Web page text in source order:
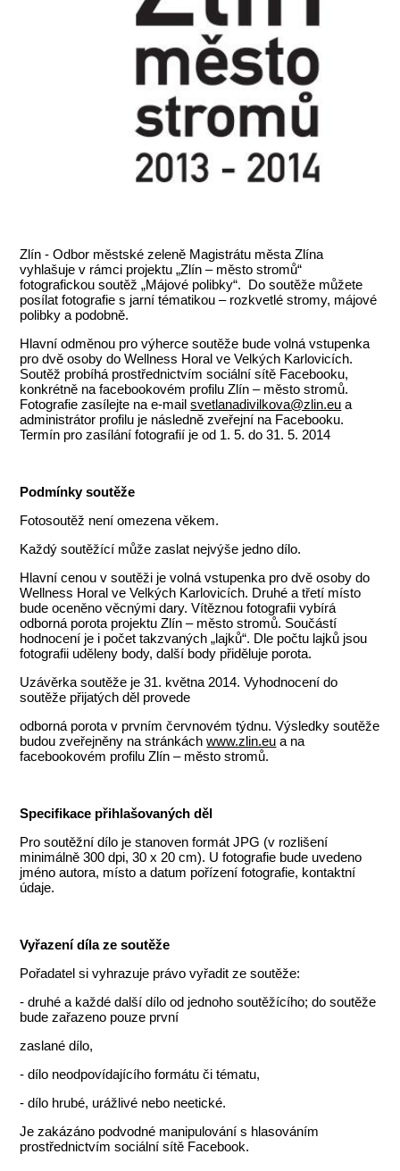
Zlín - Odbor městské zeleně Magistrátu města Zlína
vyhlašuje v rámci projektu „Zlín – město stromů“
fotografickou soutěž „Májové polibky“. Do soutěže můžete
posílat fotografie s jarní tématikou – rozkvetlé stromy, májové
polibky a podobně.
Hlavní odměnou pro výherce soutěže bude volná vstupenka
pro dvě osoby do Wellness Horal ve Velkých Karlovicích.
Soutěž probíhá prostřednictvím sociální sítě Facebooku,
konkrétně na facebookovém profilu Zlín – město stromů.
Fotografie zasílejte na e-mailsvetlanadivilkova@zlin.eu a
administrátor profilu je následně zveřejní na Facebooku.
Termín pro zasílání fotografií je od 1. 5. do 31. 5. 2014
Podmínky soutěže
Fotosoutěž není omezena věkem.
Každý soutěžící může zaslat nejvýše jedno dílo.
Hlavní cenou v soutěži je volná vstupenka pro dvě osoby do
Wellness Horal ve Velkých Karlovicích. Druhé a třetí místo
bude oceněno věcnými dary. Vítěznou fotografii vybírá
odborná porota projektu Zlín – město stromů. Součástí
hodnocení je i počet takzvaných „lajků“. Dle počtu lajků jsou
fotografii uděleny body, další body přiděluje porota.
Uzávěrka soutěže je 31. května 2014. Vyhodnocení do
soutěže přijatých děl provede
odborná porota v prvním červnovém týdnu. Výsledky soutěže
budou zveřejněny na stránkáchwww.zlin.eu a na
facebookovém profilu Zlín – město stromů.
Specifikace přihlašovaných děl
Pro soutěžní dílo je stanoven formát JPG (v rozlišení
minimálně 300 dpi, 30 x 20 cm). U fotografie bude uvedeno
jméno autora, místo a datum pořízení fotografie, kontaktní
údaje.
Vyřazení díla ze soutěže
Pořadatel si vyhrazuje právo vyřadit ze soutěže:
- druhé a každé další dílo od jednoho soutěžícího; do soutěže
bude zařazeno pouze první
zaslané dílo,
- dílo neodpovídajícího formátu či tématu,
- dílo hrubé, urážlivé nebo neetické.
Je zakázáno podvodné manipulování s hlasováním
prostřednictvím sociální sítě Facebook.